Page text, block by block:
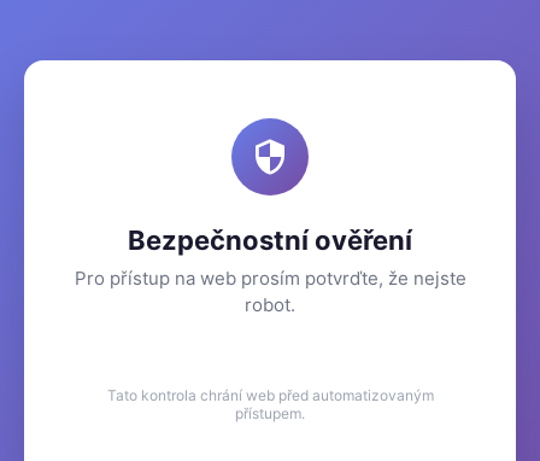
Bezpečnostní ověření
Pro přístup na web prosím potvrďte, že nejste
robot.
Tato kontrola chrání web před automatizovaným
přístupem.